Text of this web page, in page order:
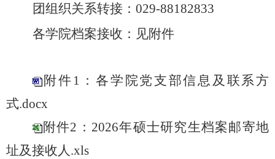
团组织关系转接： 029-88182833
各学院档案接收：见附件
附件1：各学院党支部信息及联系方
式.docx
附件2：2026年硕士研究生档案邮寄地
址及接收人.xls